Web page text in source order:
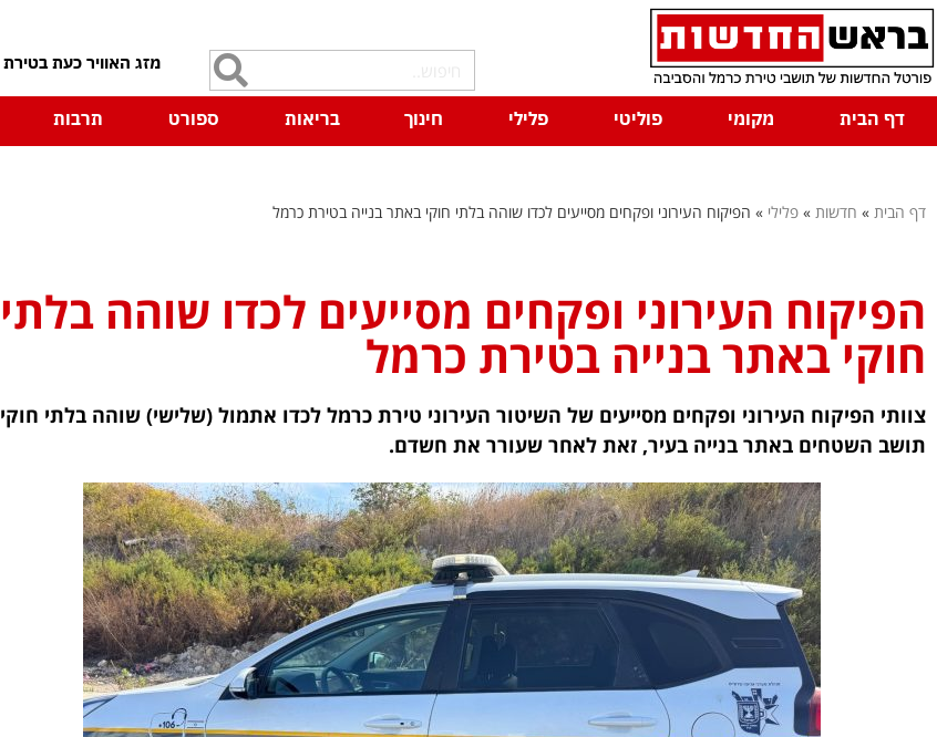
דף הבית
מקומי פוליטי פלילי חינוך בריאות ספורט תרבות
דף הבית » חדשות » פלילי » הפיקוח העירוני ופקחים מסייעים לכדו שוהה בלתי חוקי באתר בנייה בטירת כרמל
הפיקוח העירוני ופקחים מסייעים לכדו שוהה בלתי
חוקי באתר בנייה בטירת כרמל
צוותי הפיקוח העירוני ופקחים מסייעים של השיטור העירוני טירת כרמל לכדו אתמול (שלישי) שוהה בלתי חוקי
תושב השטחים באתר בנייה בעיר, זאת לאחר שעורר את חשדם.